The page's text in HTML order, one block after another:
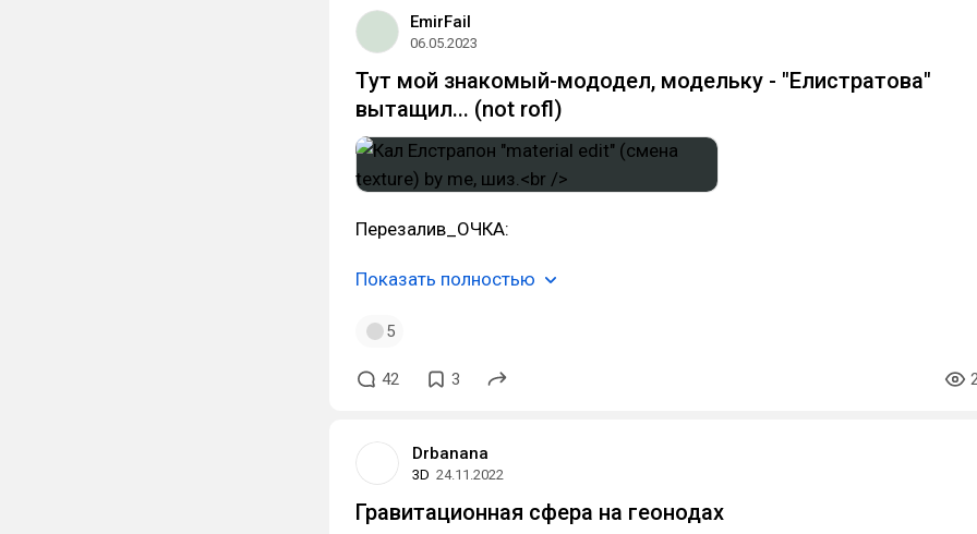
EmirFail
06.05.2023
Тут мой знакомый-мододел, модельку - "Елистратова"
вытащил... (not rofl)
Перезалив_ОЧКА:
Показать полностью
5
42 3
Drbanana
3D 24.11.2022
Гравитационная сфера на геонодах